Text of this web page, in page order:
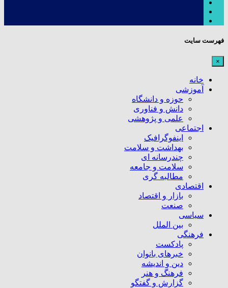
فهرست سایت
×
خانه
آموزشی
حوزه و دانشگاه
دانش و فناوری
علمی و پژوهشی
اجتماعی
اینفوگرافیک
بهداشت و سلامت
چندرسانه ای
سلامت و جامعه
مطالبه گری
اقتصادی
بازار و اقتصاد
صنعت
سیاسی
بین الملل
فرهنگی
پادکست
خبرهای بانوان
دین و اندیشه
فرهنگ و هنر
گزارش و گفتگو